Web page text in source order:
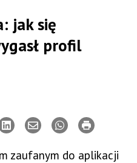
jak się
profil
zaufanym do aplikacji